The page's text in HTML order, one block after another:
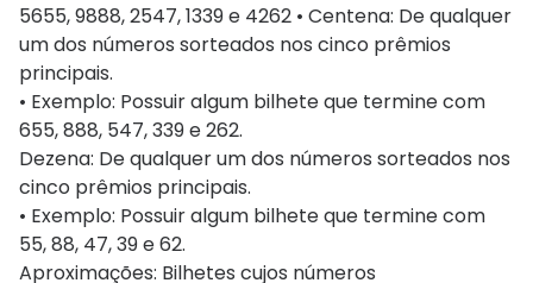
5655, 9888, 2547, 1339 e 4262 • Centena: De qualquer
um dos números sorteados nos cinco prêmios
principais.
• Exemplo: Possuir algum bilhete que termine com
655, 888, 547, 339 e 262.
Dezena: De qualquer um dos números sorteados nos
cinco prêmios principais.
• Exemplo: Possuir algum bilhete que termine com
55, 88, 47, 39 e 62.
Aproximações: Bilhetes cujos números